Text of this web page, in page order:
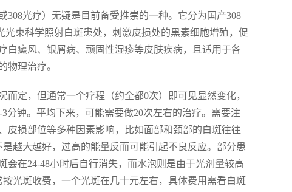
308光疗）无疑是目前备受推崇的一种。它分为国产308
光束科学照射白斑患处，刺激皮损处的黑素细胞增殖，促
白癜风、银屑病、顽固性湿疹等皮肤疾病，且适用于各
物理治疗。
定，但通常一个疗程（约全都0次）即可见显然变化，
分钟。平均下来，可能需要做20次左右的治疗。需要注
皮损部位等多种因素影响，比如面部和颈部的白斑往往
越大越好，过高的能量反而可能引起不良反应。部分患
在24-48小时后自行消失，而水泡则是由于光剂量较高
光斑收费，一个光斑在几十元左右，具体费用需看白斑